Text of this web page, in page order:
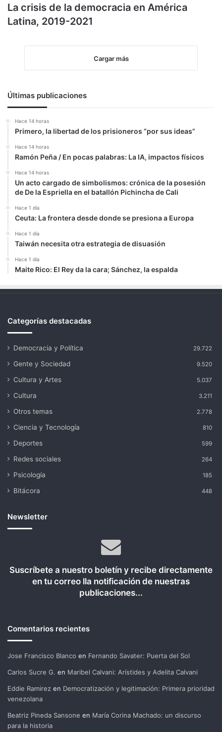
La crisis de la democracia en América
Latina, 2019-2021
Cargar más
Últimas publicaciones
Hace 14 horas
Primero, la libertad de los prisioneros “por sus ideas”
Hace 14 horas
Ramón Peña / En pocas palabras: La IA, impactos físicos
Hace 14 horas
Un acto cargado de simbolismos: crónica de la posesión
de De la Espriella en el batallón Pichincha de Cali
Hace 1 día
Ceuta: La frontera desde donde se presiona a Europa
Hace 1 día
Taiwán necesita otra estrategia de disuasión
Hace 1 día
Maite Rico: El Rey da la cara; Sánchez, la espalda
Categorías destacadas
Democracia y Política 29.722
Gente y Sociedad 9.520
Cultura y Artes 5.037
Cultura 3.211
Otros temas 2.778
Ciencia y Tecnología 810
Deportes 599
Redes sociales 264
Psicología 185
Bitácora 448
Newsletter
Suscríbete a nuestro boletín y recibe directamente
en tu correo lla notificación de nuestras
publicaciones...
Comentarios recientes
Jose Francisco Blanco en Fernando Savater: Puerta del Sol
Carlos Sucre G. en Maribel Calvani: Arístides y Adelita Calvani
Eddie Ramirez en Democratización y legitimación: Primera prioridad
venezolana
Beatriz Pineda Sansone en María Corina Machado: un discurso
para la historia